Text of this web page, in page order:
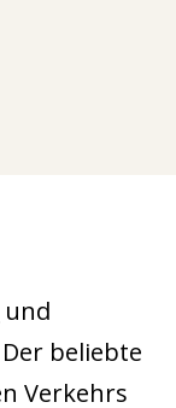
und
beliebte
Verkehrs